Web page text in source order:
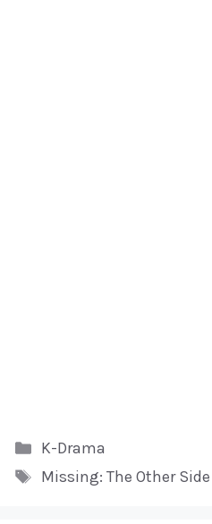
Kategori
K-Drama
Tag
Missing: The Other